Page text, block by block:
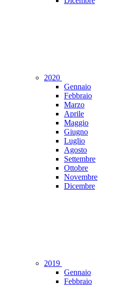
2020
Gennaio
Febbraio
Marzo
Aprile
Maggio
Giugno
Luglio
Agosto
Settembre
Ottobre
Novembre
Dicembre
2019
Gennaio
Febbraio